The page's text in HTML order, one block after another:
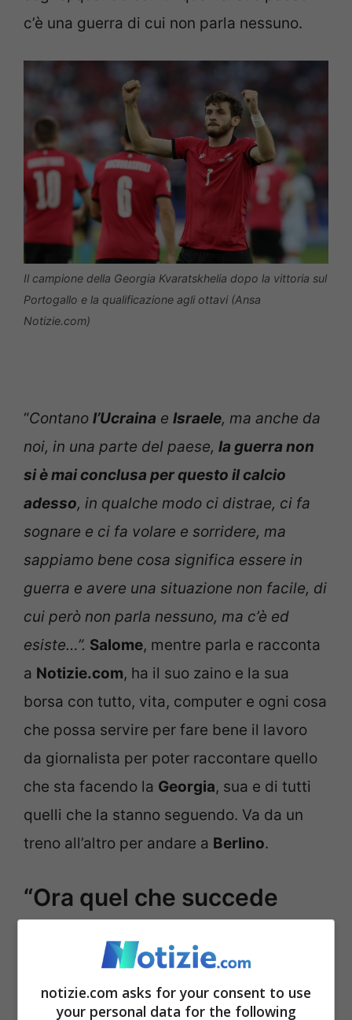
c’è una guerra di cui non parla nessuno.
Il campione della Georgia Kvaratskhelia dopo la vittoria sul
Portogallo e la qualificazione agli ottavi (Ansa
Notizie.com)
“Contano l’Ucraina e Israele, ma anche da
noi, in una parte del paese, la guerra non
si è mai conclusa per questo il calcio
adesso, in qualche modo ci distrae, ci fa
sognare e ci fa volare e sorridere, ma
sappiamo bene cosa significa essere in
guerra e avere una situazione non facile, di
cui però non parla nessuno, ma c’è ed
esiste…”. Salome, mentre parla e racconta
a Notizie.com, ha il suo zaino e la sua
borsa con tutto, vita, computer e ogni cosa
che possa servire per fare bene il lavoro
da giornalista per poter raccontare quello
che sta facendo la Georgia, sua e di tutti
quelli che la stanno seguendo. Va da un
treno all’altro per andare a Berlino.
“Ora quel che succede
l’ingresso in Europa e
succederà”
notizie.com asks for your consent to use
your personal data for the following